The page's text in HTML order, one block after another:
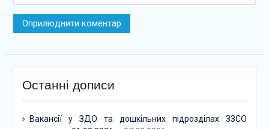
Останні дописи
Вакансії у ЗДО та дошкільних підрозділах ЗЗСО